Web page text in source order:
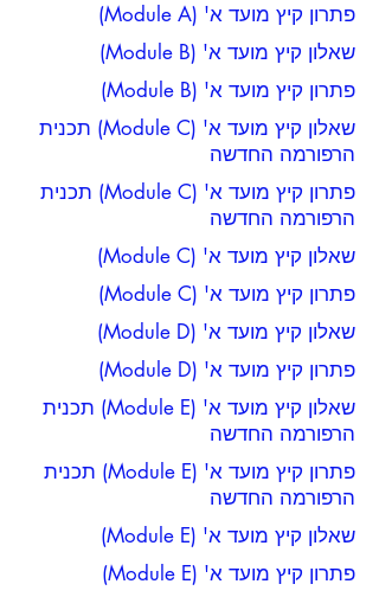
פתרון קיץ מועד א' (Module A)
שאלון קיץ מועד א' (Module B)
פתרון קיץ מועד א' (Module B)
שאלון קיץ מועד א' (Module C) תכנית
הרפורמה החדשה
פתרון קיץ מועד א' (Module C) תכנית
הרפורמה החדשה
שאלון קיץ מועד א' (Module C)
פתרון קיץ מועד א' (Module C)
שאלון קיץ מועד א' (Module D)
פתרון קיץ מועד א' (Module D)
שאלון קיץ מועד א' (Module E) תכנית
הרפורמה החדשה
פתרון קיץ מועד א' (Module E) תכנית
הרפורמה החדשה
שאלון קיץ מועד א' (Module E)
פתרון קיץ מועד א' (Module E)